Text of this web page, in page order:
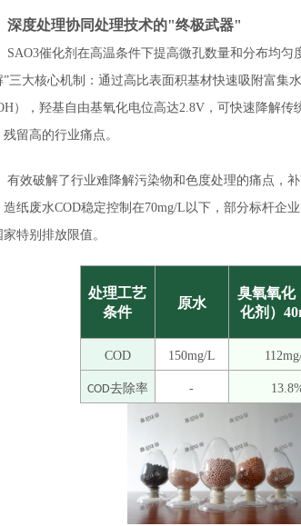
深度处理协同处理技术的"终极武器"
SAO3催化剂在高温条件下提高微孔数量和分布均
”三大核心机制：通过高比表面积基材快速吸附富集
），羟基自由基氧化电位高达2.8V，可快速降解
残留高的行业痛点。
有效破解了行业难降解污染物和色度处理的痛点，
造纸废水COD稳定控制在70mg/L以下，部分标杆企
家特别排放限值。
处理工艺
条件
原水
臭氧氧化
化剂）
COD 150mg/L
COD去除率 -